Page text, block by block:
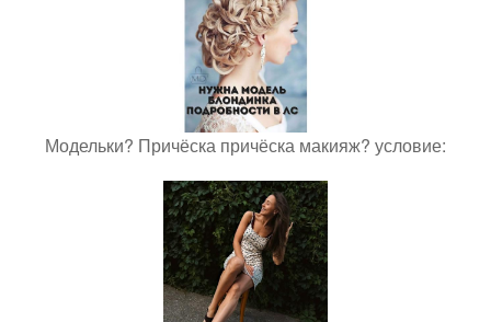
Модельки? Причёска причёска макияж? условие: